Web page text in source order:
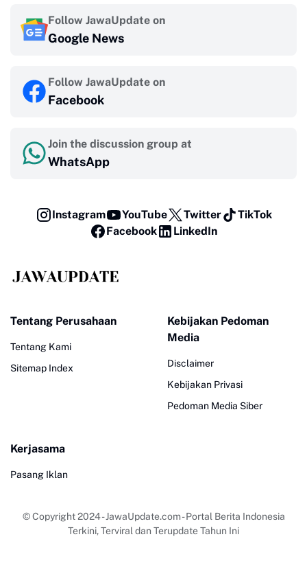
Follow JawaUpdate on
Google News
Follow JawaUpdate on
Facebook
Join the discussion group at
WhatsApp
Instagram YouTube Twitter
TikTok
Facebook
LinkedIn
Tentang Perusahaan
Tentang Kami
Sitemap Index
Kebijakan Pedoman
Media
Disclaimer
Kebijakan Privasi
Pedoman Media Siber
Kerjasama
Pasang Iklan
© Copyright 2024-JawaUpdate.com - Portal Berita Indonesia
Terkini, Terviral dan Terupdate Tahun Ini